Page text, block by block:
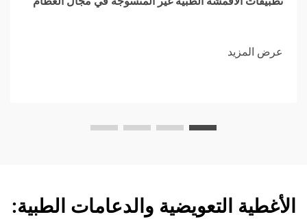
عرض المزيد
الأغطية التعويضية والدعامات الطبية: